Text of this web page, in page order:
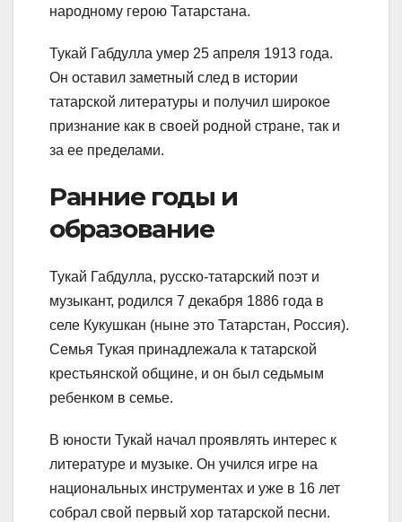
народному герою Татарстана.
Тукай Габдулла умер 25 апреля 1913 года.
Он оставил заметный след в истории
татарской литературы и получил широкое
признание как в своей родной стране, так и
за ее пределами.
Ранние годы и
образование
Тукай Габдулла, русско-татарский поэт и
музыкант, родился 7 декабря 1886 года в
селе Кукушкан (ныне это Татарстан, Россия).
Семья Тукая принадлежала к татарской
крестьянской общине, и он был седьмым
ребенком в семье.
В юности Тукай начал проявлять интерес к
литературе и музыке. Он учился игре на
национальных инструментах и уже в 16 лет
собрал свой первый хор татарской песни.